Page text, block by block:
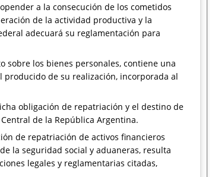
a la consecución de los cometidos
de la actividad productiva y la
adecuará su reglamentación para
sobre los bienes personales, contiene una
de su realización, incorporada al
obligación de repatriación y el destino de
de la República Argentina.
de repatriación de activos financieros
la seguridad social y aduaneras, resulta
legales y reglamentarias citadas,